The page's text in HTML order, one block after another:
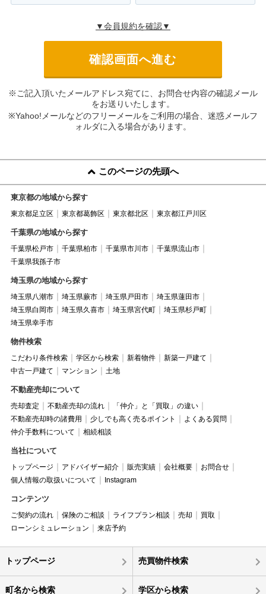
▼会員規約を確認▼
※ご記入頂いたメールアドレス宛てに、お問合せ内容の確認メール
をお送りいたします。
※Yahoo!メールなどのフリーメールをご利用の場合、迷惑メールフ
ォルダに入る場合があります。
このページの先頭へ
東京都の地域から探す
東京都足立区 東京都葛飾区 東京都北区 東京都江戸川区
千葉県の地域から探す
千葉県松戸市 千葉県柏市 千葉県市川市
千葉県流山市
千葉県我孫子市
埼玉県の地域から探す
埼玉県八潮市 埼玉県蕨市 埼玉県戸田市
埼玉県蓮田市
埼玉県白岡市
埼玉県久喜市 埼玉県宮代町
埼玉県杉戸町
埼玉県幸手市
物件検索
こだわり条件検索 学区から検索 新着物件
新築一戸建て
中古一戸建て
マンション 土地
不動産売却について
売却査定 不動産売却の流れ
「仲介」と「買取」の違い
不動産売却時の諸費用
少しでも高く売るポイント
よくある質問
仲介手数料について
相続相談
当社について
トップページ アドバイザー紹介 販売実績 会社概要
お問合せ
個人情報の取扱いについて
Instagram
コンテンツ
ご契約の流れ 保険のご相談 ライフプラン相談 売却
買取
ローンシミュレーション
来店予約
トップページ 売買物件検索
町名から検索 学区から検索